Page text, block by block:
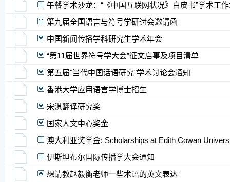
午餐学术沙龙：“《中国互联网状况》白皮书”学术工
第九届全国语言与符号学研讨会邀请函
中国新闻传播学科研究生学术年会
“第11届世界符号学大会”征文启事及项目清单
第五届"当代中国话语研究"学术讨论会通知
香港大学应用语言学博​士招生
宋淇翻译研究奖
国家人文中心奖金
澳大利亚奖学金: Scholarships at Edith Cowan
伊斯坦布尔国际传播学​大会通知
想请教赵毅衡老师一些术语的英文表达